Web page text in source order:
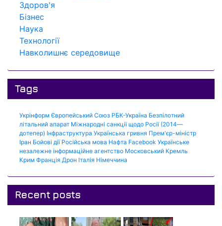
Здоров'я
Бізнес
Наука
Технології
Навколишнє середовище
Tags
Укрінформ Європейський Союз РБК-Україна Безпілотний
літальний апарат Міжнародні санкції щодо Росії (2014—
дотепер) Інфраструктура Українська гривня Прем'єр-міністр
Іран Бойові дії Російська мова Нафта Facebook Українське
незалежне інформаційне агентство Московський Кремль
Крим Франція Дрон Італія Німеччина
Recent posts